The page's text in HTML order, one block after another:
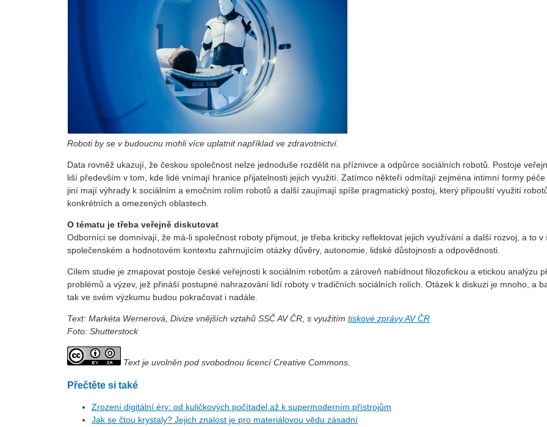
Roboti by se v budoucnu mohli více uplatnit například ve zdravotnictví.
Data rovněž ukazují, že českou společnost nelze jednoduše rozdělit na příznivce a odpůrce sociálních robotů. Postoje
liší především v tom, kde lidé vnímají hranice přijatelnosti jejich využití. Zatímco někteří odmítají zejména intimní formy péče
jiní mají výhrady k sociálním a emočním rolím robotů a další zaujímají spíše pragmatický postoj, který připouští využití
konkrétních a omezených oblastech.
O tématu je třeba veřejně diskutovat
Odborníci se domnívají, že má-li společnost roboty přijmout, je třeba kriticky reflektovat jejich využívání a další rozvoj, a to v
společenském a hodnotovém kontextu zahrnujícím otázky důvěry, autonomie, lidské důstojnosti a odpovědnosti.
Cílem studie je zmapovat postoje české veřejnosti k sociálním robotům a zároveň nabídnout filozofickou a etickou analýzu
problémů a výzev, jež přináší postupné nahrazování lidí roboty v tradičních sociálních rolích. Otázek k diskuzi je mnoho, a
tak ve svém výzkumu budou pokračovat i nadále.
Text: Markéta Wernerová, Divize vnějších vztahů SSČ AV ČR, s využitím tiskové zprávy AV ČR
Foto: Shutterstock
Text je uvolněn pod svobodnou licencí Creative Commons.
Přečtěte si také
Zrození digitální éry: od kuličkových počítadel až k supermoderním přístrojům
Jak se čtou krystaly? Jejich znalost je pro materiálovou vědu zásadní